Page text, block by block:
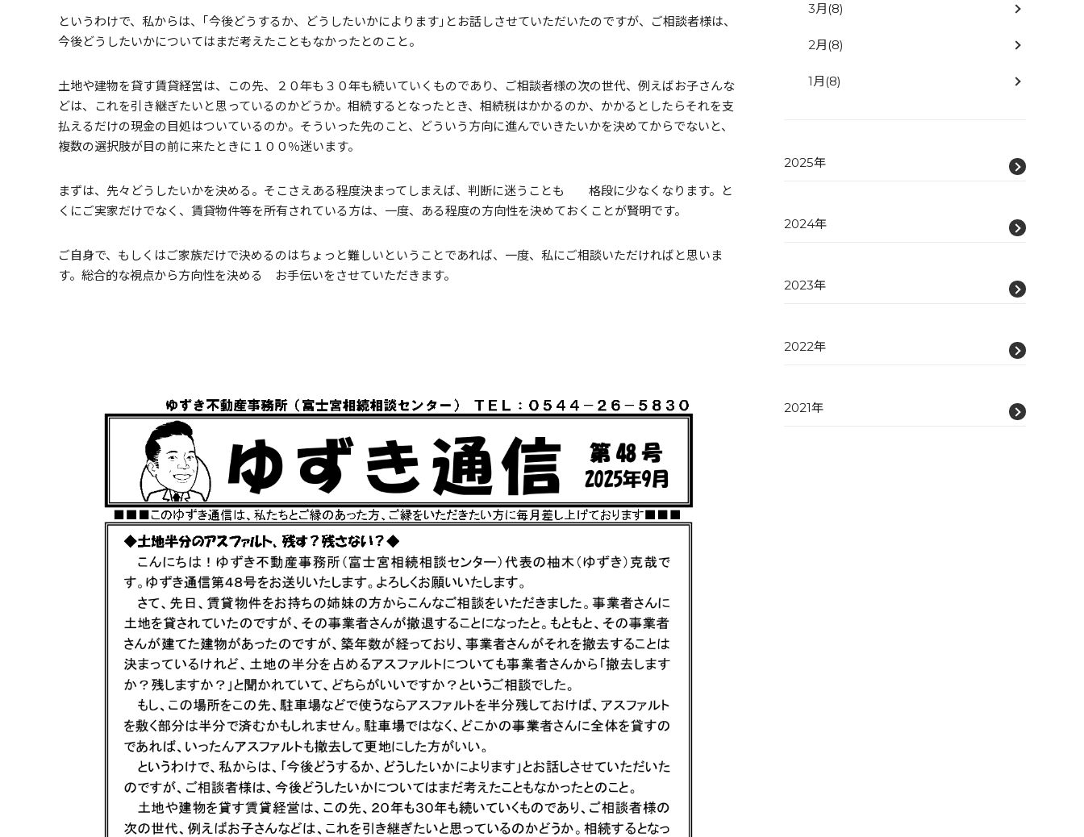
というわけで、私からは、｢今後どうするか、どうしたいかによります｣とお話しさせていただいたのですが、ご相談者様は、
今後どうしたいかについてはまだ考えたこともなかったとのこと。
土地や建物を貸す賃貸経営は、この先、２０年も３０年も続いていくものであり、ご相談者様の次の世代、例えばお子さんな
どは、これを引き継ぎたいと思っているのかどうか。相続するとなったとき、相続税はかかるのか、かかるとしたらそれを支
払えるだけの現金の目処はついているのか。そういった先のこと、どういう方向に進んでいきたいかを決めてからでないと、
複数の選択肢が目の前に来たときに１００％迷います。
まずは、先々どうしたいかを決める。そこさえある程度決まってしまえば、判断に迷うことも 格段に少なくなります。と
くにご実家だけでなく、賃貸物件等を所有されている方は、一度、ある程度の方向性を決めておくことが賢明です。
ご自身で、もしくはご家族だけで決めるのはちょっと難しいということであれば、一度、私にご相談いただければと思いま
す。総合的な視点から方向性を決める お手伝いをさせていただきます。
3月 (8)
2月 (8)
1月 (8)
2025年
2024年
2023年
2022年
2021年